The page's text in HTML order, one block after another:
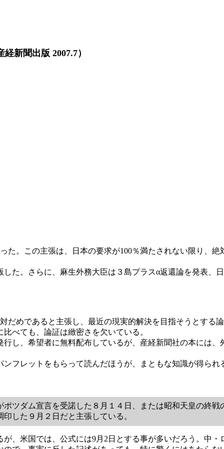
新聞出版 2007.7）
。この主張は、日本の要求が100％満たされない限り、
た。さらに、麻生外務大臣は３島プラスα返還論を発表、
めであると主張し、最近の現実的解決を目指そうとする
べても、論証は緻密さを欠いている。
、希望者に無料配布しているが、産経新聞社の本には
フレットをもらって読んだほうが、まともな知識が得られ
ツダム宣言を受諾した８月１４日、または昭和天皇の終戦
した９月２日だと主張している。
、米国では、公式には9月2日とする事が多いだろう。中